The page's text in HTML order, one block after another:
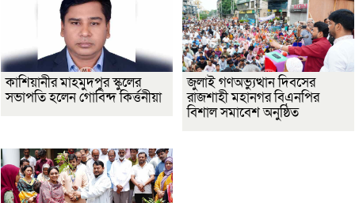
কাশিয়ানীর মাহমুদপুর স্কুলের
সভাপতি হলেন গোবিন্দ কির্ত্তনীয়া
জুলাই গণঅভ্যুত্থান দিবসের
রাজশাহী মহানগর বিএনপির
বিশাল সমাবেশ অনুষ্ঠিত